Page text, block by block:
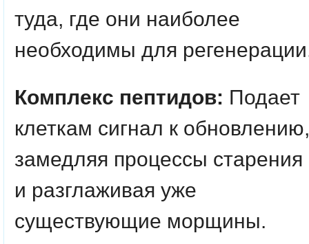
туда, где они наиболее
необходимы для
Комплекс пептидов: Подает
клеткам сигнал к обновлению,
замедляя процессы старения
и разглаживая уже
существующие морщины.